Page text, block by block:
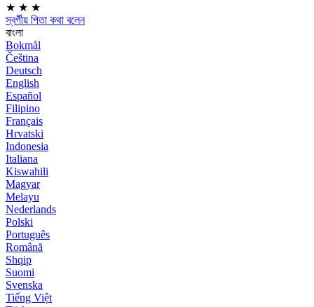
★ ★ ★
স্বর্গীয় পিতা কথা বলেন
বাংলা
Bokmål
Čeština
Deutsch
English
Español
Filipino
Français
Hrvatski
Indonesia
Italiana
Kiswahili
Magyar
Melayu
Nederlands
Polski
Português
Română
Shqip
Suomi
Svenska
Tiếng Việt